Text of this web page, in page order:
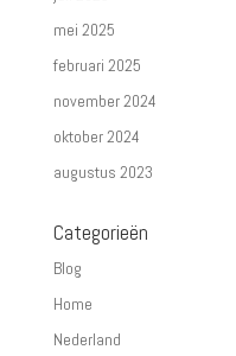
mei 2025
februari 2025
november 2024
oktober 2024
augustus 2023
Categorieën
Blog
Home
Nederland